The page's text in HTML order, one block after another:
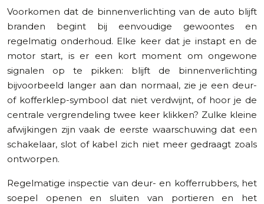
Voorkomen dat de binnenverlichting van de auto blijft
branden begint bij eenvoudige gewoontes en
regelmatig onderhoud. Elke keer dat je instapt en de
motor start, is er een kort moment om ongewone
signalen op te pikken: blijft de binnenverlichting
bijvoorbeeld langer aan dan normaal, zie je een deur-
of kofferklep-symbool dat niet verdwijnt, of hoor je de
centrale vergrendeling twee keer klikken? Zulke kleine
afwijkingen zijn vaak de eerste waarschuwing dat een
schakelaar, slot of kabel zich niet meer gedraagt zoals
ontworpen.
Regelmatige inspectie van deur- en kofferrubbers, het
soepel openen en sluiten van portieren en het